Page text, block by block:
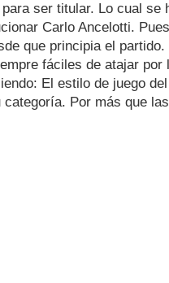
ser titular. Lo cual se
Carlo Ancelotti.
que principia el
fáciles de atajar por
El estilo de juego
Por más que las